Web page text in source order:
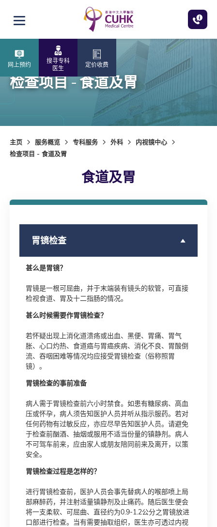
打开选单
网上预约
搜寻专科
医生
定价收费
检查项目 - 食道及胃
主页 服务概览 专科服务 外科
内视镜中心
检查项目 - 食道及胃
食道及胃
胃镜检查
甚么是胃镜？
胃镜是一根可屈曲，并于末端装有镜头的软管，可直接
检视食道、胃及十二指肠的情况。
甚么时候需要作胃镜检查？
若怀疑出现上消化道溃疡或出血、黑便、胃痛、胃气
胀、心口灼热、食道癌与胃癌疾病、消化不良、胃酸倒
流、吞咽困难等情况均应接受胃镜检查（俗称照胃
镜）。
胃镜检查的事前准备
病人需于胃镜检查前六小时禁食。如患有糖尿病、高血
压或怀孕，病人须告知医护人员并听从指示服药。若对
任何药物有过敏反应，亦应尽早告知医护人员。请避免
于检查前酗酒、抽烟或服用不适当份量的镇静剂。病人
不可驾车前来，应由家人或朋友陪同前来及离开，以策
安全。
胃镜检查过程是怎样的？
进行胃镜检查前，医护人员会事先替病人的喉部喷上局
部麻醉药，并注射适量镇静剂及止痛药。随后医生便会
将一支柔软、可屈曲、直径约为0.9-1.2公分之胃镜放进
口部进行检查。当有需要抽取组织，医生亦可透过内视